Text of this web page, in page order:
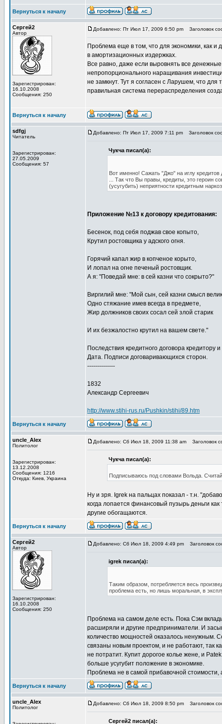
Вернуться к началу
Сергей2
Автор
Зарегистрирован:
16.10.2008
Сообщения: 250
Добавлено: Пт Июл 17, 2009 6:50 pm Заголовок
Проблема еще в том, что для экономики, как
в амортизационных издержках.
Все равно, даже если выровнять все
непропорционального наращивания
не замкнут. Тут я согласен с Ларушем, что
правильная система перераспределения
Вернуться к началу
sdfgj
Читатель
Зарегистрирован:
27.05.2009
Сообщения: 57
Добавлено: Пт Июл 17, 2009 7:11 pm Заголовок
Чукча писал(а):
Вот именно! Сажать "Джо" на иглу
... Так что Вы правы, кредиты, это героин
(усугубить) неприятности кредитным
Приложение №13 к договору кредитования:
Бесенок, под себя поджав свое копыто,
Крутил ростовщика у адского огня.
Горячий капал жир в копченое корыто,
И лопал на огне печеный ростовщик.
А я: "Поведай мне: в сей казни что сокрыто?"
Виргилий мне: "Мой сын, сей казни смысл
Одно стяжание имев всегда в предмете,
Жир должников своих сосал сей злой старик
И их безжалостно крутил на вашем свете."
Последствия кредитного договора
Дата. Подписи договаривающихся сторон.
--------------
1832
Александр Сергеевич
http://www.stihi-rus.ru/Pushkin/stihi/89.htm
Вернуться к началу
uncle_Alex
Политолог
Зарегистрирован:
13.12.2008
Сообщения: 1216
Откуда: Киев, Украина
Добавлено: Сб Июл 18, 2009 11:38 am Заголовок
Чукча писал(а):
Подписываюсь под словами Вольда.
Ну и зря. Igrek на пальцах показал - т.н.
когда лопается финансовый пузырь деньги
другие обогащаются.
Вернуться к началу
Сергей2
Автор
Зарегистрирован:
16.10.2008
Сообщения: 250
Добавлено: Сб Июл 18, 2009 4:49 pm Заголовок
igrek писал(а):
Таким образом, потребляется весь
проблема есть, но лишь моральная, в
Проблема на самом деле есть. Пока Сэм
расширяли и другие предприниматели. И
количество мощностей оказалось ненужным.
связаны новым проектом, и не работают, так
не потратит. Купит дорогое колье жене, и
больше усугубит положение в экономике.
Проблема не в самой прибавочной
Вернуться к началу
uncle_Alex
Политолог
Добавлено: Сб Июл 18, 2009 8:50 pm Заголовок
Сергей2 писал(а):